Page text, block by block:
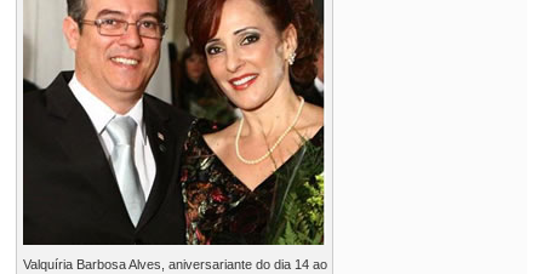
Valquíria Barbosa Alves, aniversariante do dia 14 ao